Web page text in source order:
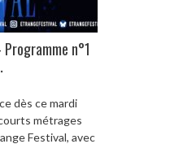
n°1
dès ce mardi
métrages
Festival, avec